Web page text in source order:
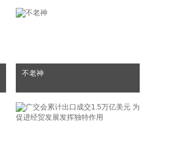
不老神